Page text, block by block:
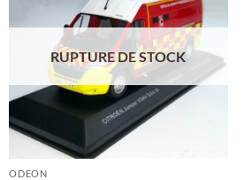
RUPTURE DE STOCK
ODEON